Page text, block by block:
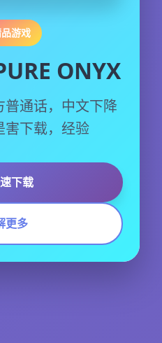
游戏
ONYX
通话，中文下降
害下载，经验
下载
更多